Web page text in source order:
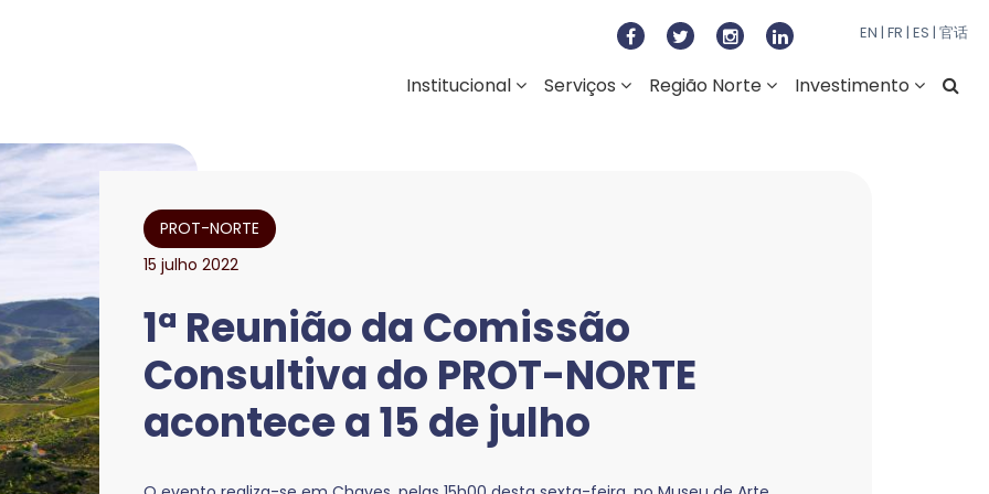
e Desenvolvimento Regional do Norte
EN | FR | ES | 官话
Institucional Serviços Região Norte Investimento
PROT-NORTE
15 julho 2022
1ª Reunião da Comissão
Consultiva do PROT-NORTE
acontece a 15 de julho